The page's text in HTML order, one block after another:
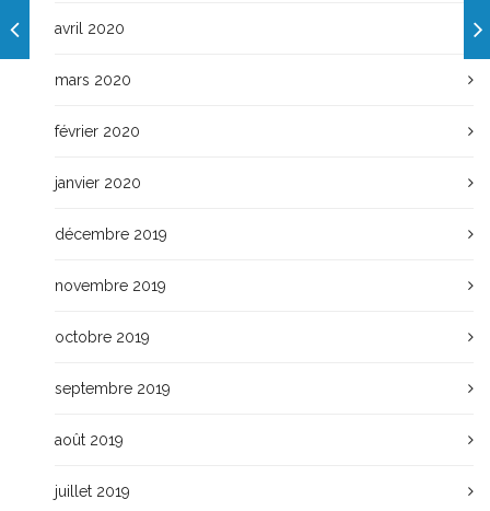
avril 2020
mars 2020
février 2020
janvier 2020
décembre 2019
novembre 2019
octobre 2019
septembre 2019
août 2019
juillet 2019